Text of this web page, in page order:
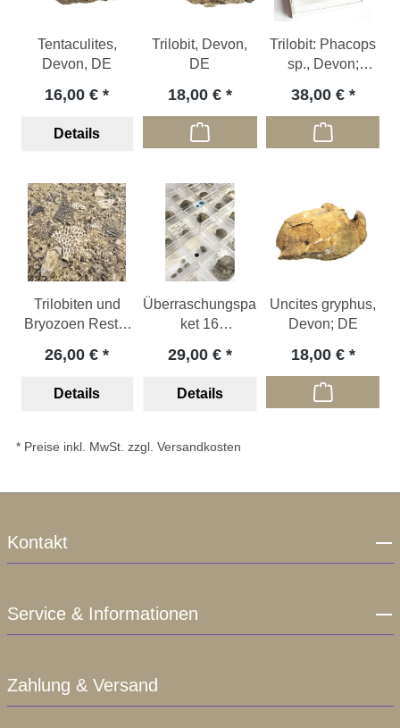
Tentaculites,
Devon, DE
16,00 €
Details
Trilobit, Devon,
DE
18,00 €
Trilobit: Phacops
sp., Devon;
38,00 €
Trilobiten und
Bryozoen Reste,
26,00 €
Details
Überraschungspa
ket 16
Devon, DE
29,00 €
Details
Uncites gryphus,
Devon; DE
18,00 €
* Preise inkl. MwSt. zzgl. Versandkosten
Kontakt
Service & Informationen
Zahlung & Versand